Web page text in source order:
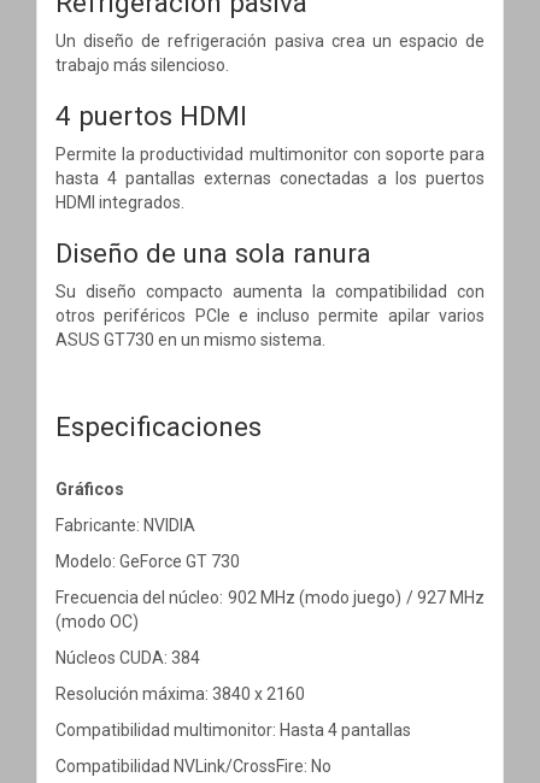
Un diseño de refrigeración pasiva crea un espacio de
trabajo más silencioso.
4 puertos HDMI
Permite la productividad multimonitor con soporte para
hasta 4 pantallas externas conectadas a los puertos
HDMI integrados.
Diseño de una sola ranura
Su diseño compacto aumenta la compatibilidad con
otros periféricos PCIe e incluso permite apilar varios
ASUS GT730 en un mismo sistema.
Especificaciones
Gráficos
Fabricante: NVIDIA
Modelo: GeForce GT 730
Frecuencia del núcleo: 902 MHz (modo juego) / 927 MHz
(modo OC)
Núcleos CUDA: 384
Resolución máxima: 3840 x 2160
Compatibilidad multimonitor: Hasta 4 pantallas
Compatibilidad NVLink/CrossFire: No